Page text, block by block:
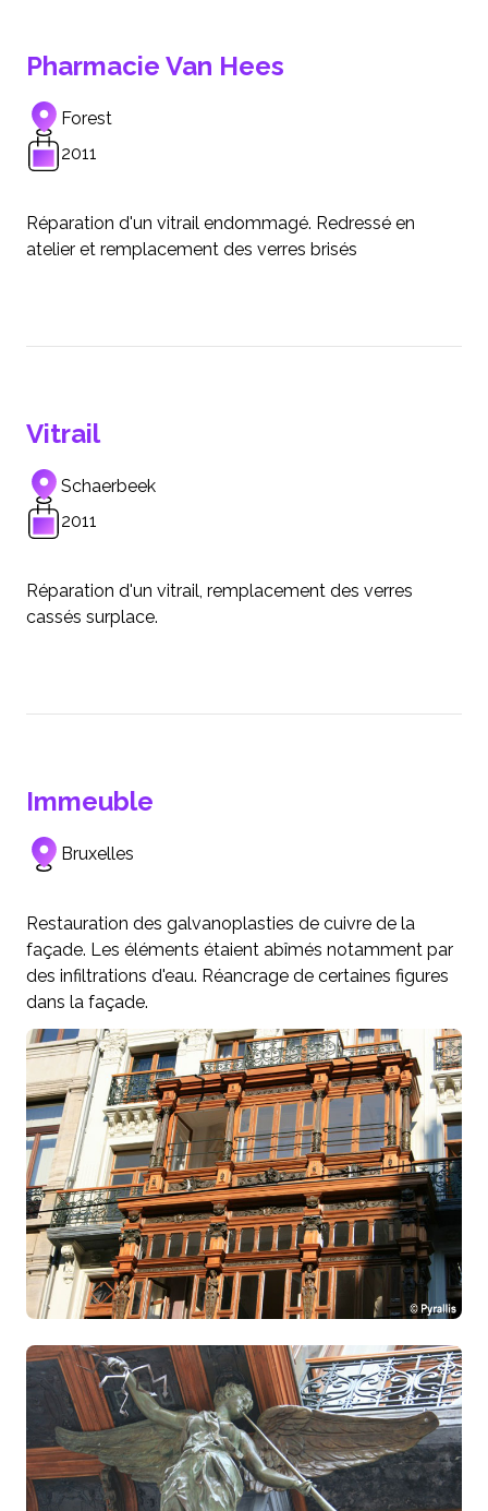
Pharmacie Van Hees
Forest
2011
Réparation d'un vitrail endommagé. Redressé en
atelier et remplacement des verres brisés
Vitrail
Schaerbeek
2011
Réparation d'un vitrail, remplacement des verres
cassés surplace.
Immeuble
Bruxelles
Restauration des galvanoplasties de cuivre de la
façade. Les éléments étaient abîmés notamment par
des infiltrations d'eau. Réancrage de certaines figures
dans la façade.